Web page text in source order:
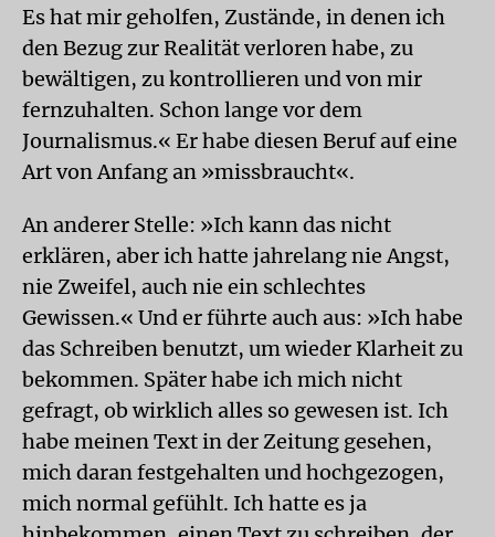
Es hat mir geholfen, Zustände, in denen ich
den Bezug zur Realität verloren habe, zu
bewältigen, zu kontrollieren und von mir
fernzuhalten. Schon lange vor dem
Journalismus.« Er habe diesen Beruf auf eine
Art von Anfang an »missbraucht«.
An anderer Stelle: »Ich kann das nicht
erklären, aber ich hatte jahrelang nie Angst,
nie Zweifel, auch nie ein schlechtes
Gewissen.« Und er führte auch aus: »Ich habe
das Schreiben benutzt, um wieder Klarheit zu
bekommen. Später habe ich mich nicht
gefragt, ob wirklich alles so gewesen ist. Ich
habe meinen Text in der Zeitung gesehen,
mich daran festgehalten und hochgezogen,
mich normal gefühlt. Ich hatte es ja